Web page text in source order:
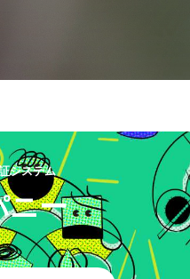
システム
ニー